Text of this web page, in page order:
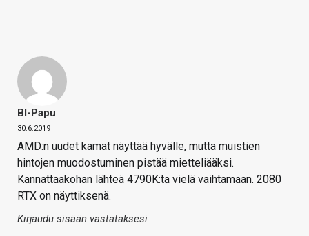
Bl-Papu
30.6.2019
AMD:n uudet kamat näyttää hyvälle, mutta muistien
hintojen muodostuminen pistää mietteliääksi.
Kannattaakohan lähteä 4790K:ta vielä vaihtamaan. 2080
RTX on näyttiksenä.
Kirjaudu sisään vastataksesi